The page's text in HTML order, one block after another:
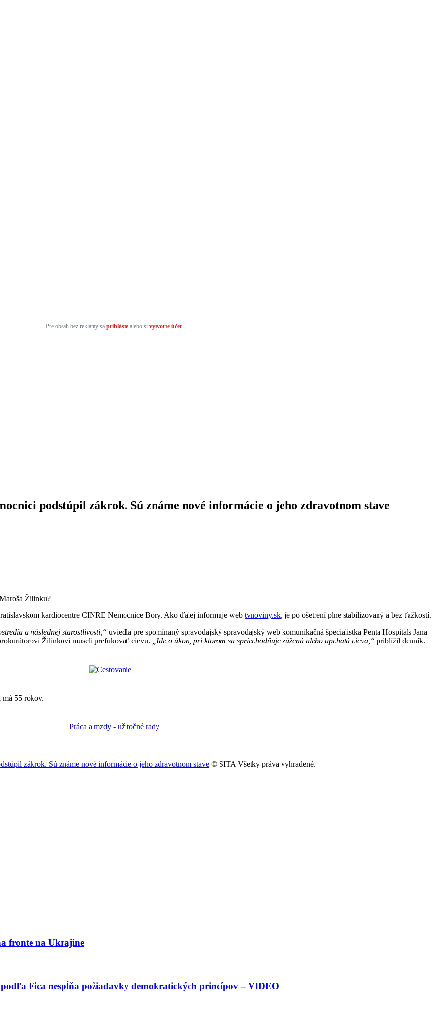
Pre obsah bez reklamy sa prihlástealebo si vytvorte účet.
podstúpil zákrok. Sú známe nové informácie o jeho zdravotnom stave
Žilinku?
kardiocentre CINRE Nemocnice Bory. Ako ďalej informuje web tvnoviny.sk, je po ošetrení plne stabilizovaný a bez ťažkostí.
a následnej starostlivosti,“ uviedla pre spomínaný spravodajský spravodajský web komunikačná špecialistka Penta Hospitals Jana
Žilinkovi museli prefukovať cievu. „Ide o úkon, pri ktorom sa spriechodňuje zúžená alebo upchatá cieva,“ priblížil denník.
má 55 rokov.
zákrok. Sú známe nové informácie o jeho zdravotnom stave © SITA Všetky práva vyhradené.
fronte na Ukrajine
Fica nespĺňa požiadavky demokratických princípov – VIDEO